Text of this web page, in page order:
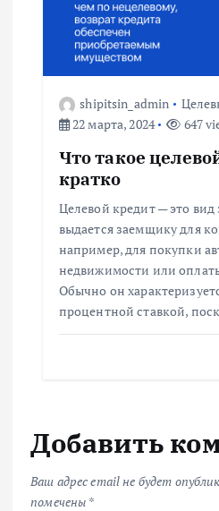
shipitsin_admin
22 марта, 2024
647
Что такое
кратко
Целевой кредит — это
выдается заемщику для
например, для покупки
недвижимости или
Обычно он
процентной ставкой,
Добавить
Ваш адрес email не будет
помечены *